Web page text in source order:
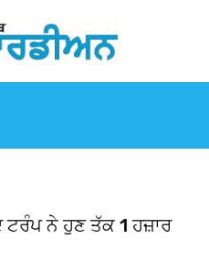
ਟਰੰਪ ਨੇ ਹੁਣ ਤੱਕ 1 ਹਜ਼ਾਰ